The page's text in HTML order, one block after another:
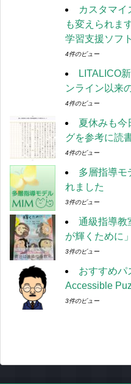
カスタマイ
も変えられま
学習支援ソフト
4件のビュー
LITALICO
ンライン以来
4件のビュー
夏休みも今
グを参考に読
4件のビュー
多層指導モ
れました
3件のビュー
通級指導教
が輝くために」
3件のビュー
おすすめパ
Accessible
3件のビュー